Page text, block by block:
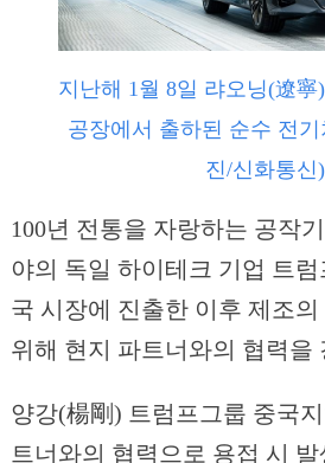
지난해 1월 8일 랴오닝(遼
공장에서 출하된 순수 전
진/신화통신)
100년 전통을 자랑하는 공작
야의 독일 하이테크 기업 트
국 시장에 진출한 이후 제조
위해 현지 파트너와의 협력을
양강(楊剛) 트럼프그룹 중국
트너와의 협력으로 용접 시